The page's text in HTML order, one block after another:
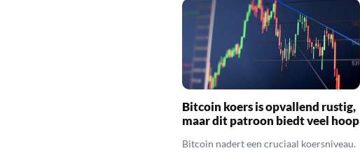
Bitcoin koers is opvallend rustig,
maar dit patroon biedt veel hoop
Bitcoin nadert een cruciaal koersniveau.